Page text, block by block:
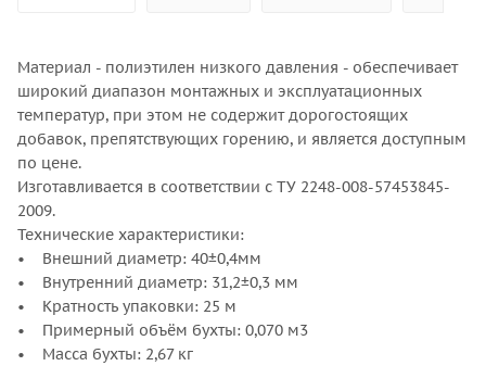
Материал - полиэтилен низкого давления - обеспечивает
широкий диапазон монтажных и эксплуатационных
температур, при этом не содержит дорогостоящих
добавок, препятствующих горению, и является доступным
по цене.
Изготавливается в соответствии с ТУ 2248-008-57453845-
2009.
Технические характеристики:
• Внешний диаметр: 40±0,4мм
• Внутренний диаметр: 31,2±0,3 мм
• Кратность упаковки: 25 м
• Примерный объём бухты: 0,070 м3
• Масса бухты: 2,67 кг